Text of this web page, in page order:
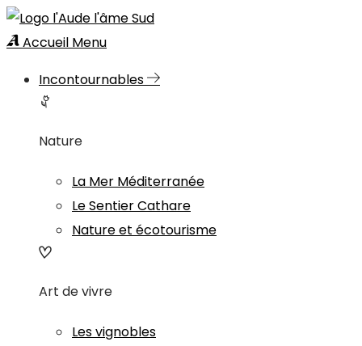
Accueil Menu
Incontournables
Nature
La Mer Méditerranée
Le Sentier Cathare
Nature et écotourisme
Art de vivre
Les vignobles